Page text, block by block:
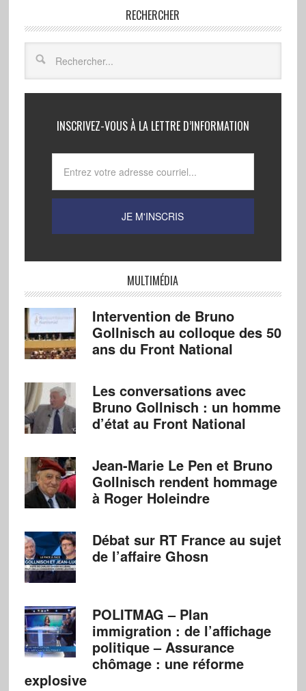
RECHERCHER
INSCRIVEZ-VOUS À LA LETTRE D’INFORMATION
MULTIMÉDIA
Intervention de Bruno
Gollnisch au colloque des 50
ans du Front National
Les conversations avec
Bruno Gollnisch : un homme
d’état au Front National
Jean-Marie Le Pen et Bruno
Gollnisch rendent hommage
à Roger Holeindre
Débat sur RT France au sujet
de l’affaire Ghosn
POLITMAG – Plan
immigration : de l’affichage
politique – Assurance
chômage : une réforme
explosive